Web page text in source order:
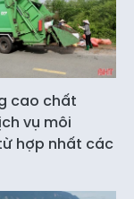
cao chất
vụ môi
hợp nhất các